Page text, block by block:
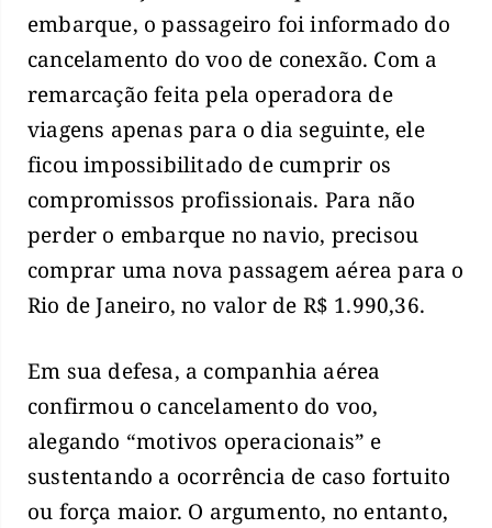
embarque, o passageiro foi informado do
cancelamento do voo de conexão. Com a
remarcação feita pela operadora de
viagens apenas para o dia seguinte, ele
ficou impossibilitado de cumprir os
compromissos profissionais. Para não
perder o embarque no navio, precisou
comprar uma nova passagem aérea para o
Rio de Janeiro, no valor de R$ 1.990,36.
Em sua defesa, a companhia aérea
confirmou o cancelamento do voo,
alegando “motivos operacionais” e
sustentando a ocorrência de caso fortuito
ou força maior. O argumento, no entanto,